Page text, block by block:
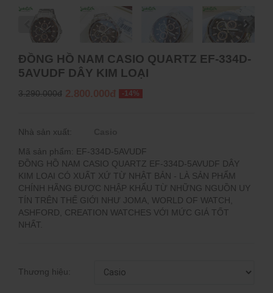
ĐỒNG HỒ NAM CASIO QUARTZ EF-334D-
5AVUDF DÂY KIM LOẠI
3.290.000đ 2.800.000đ -14%
Nhà sản xuất:
Mã sản phẩm: EF-334D-5AVUDF
ĐỒNG HỒ NAM CASIO QUARTZ EF-334D-5AVUDF DÂY
KIM LOẠI CÓ XUẤT XỨ TỪ NHẬT BẢN - LÀ SẢN PHẨM
CHÍNH HÃNG ĐƯỢC NHẬP KHẨU TỪ NHỮNG NGUỒN UY
TÍN TRÊN THẾ GIỚI NHƯ JOMA, WORLD OF WATCH,
ASHFORD, CREATION WATCHES VỚI MỨC GIÁ TỐT
NHẤT.
Thương hiệu: